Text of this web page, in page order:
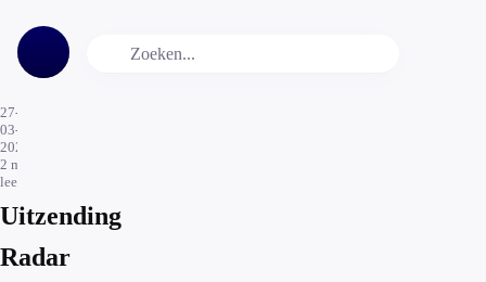
27-
03-
2026
2 min.
leestijd
Uitzending
Radar